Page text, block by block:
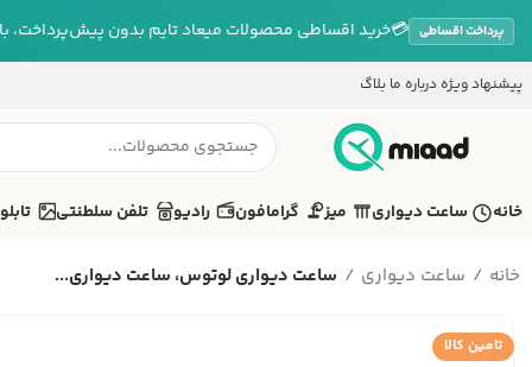
پرداخت اقساطی 💳خرید اقساطی محصولات میعاد تایم بدون پیش‌پرداخت،
پیشنهاد ویژه درباره ما بلاگ
خانه ساعت دیواری میز گرامافون رادیو تلفن سلطنتی تابلو
خانه ساعت دیواری ساعت دیواری لوتوس، ساعت دیواری...
تامین کالا